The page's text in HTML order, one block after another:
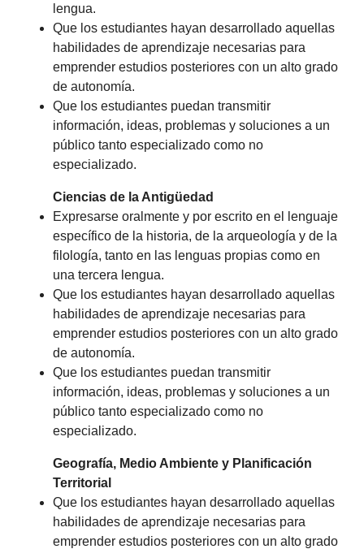
lengua.
Que los estudiantes hayan desarrollado aquellas
habilidades de aprendizaje necesarias para
emprender estudios posteriores con un alto grado
de autonomía.
Que los estudiantes puedan transmitir
información, ideas, problemas y soluciones a un
público tanto especializado como no
especializado.
Ciencias de la Antigüedad
Expresarse oralmente y por escrito en el lenguaje
específico de la historia, de la arqueología y de la
filología, tanto en las lenguas propias como en
una tercera lengua.
Que los estudiantes hayan desarrollado aquellas
habilidades de aprendizaje necesarias para
emprender estudios posteriores con un alto grado
de autonomía.
Que los estudiantes puedan transmitir
información, ideas, problemas y soluciones a un
público tanto especializado como no
especializado.
Geografía, Medio Ambiente y Planificación
Territorial
Que los estudiantes hayan desarrollado aquellas
habilidades de aprendizaje necesarias para
emprender estudios posteriores con un alto grado